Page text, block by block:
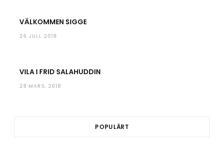
VÄLKOMMEN SIGGE
26 JULI, 2018
VILA I FRID SALAHUDDIN
28 MARS, 2018
POPULÄRT